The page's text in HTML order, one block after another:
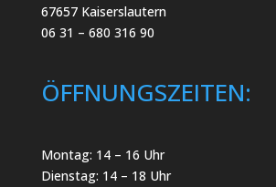
67657 Kaiserslautern
06 31 – 680 316 90
ÖFFNUNGSZEITEN:
Montag: 14 – 16 Uhr
Dienstag: 14 – 18 Uhr